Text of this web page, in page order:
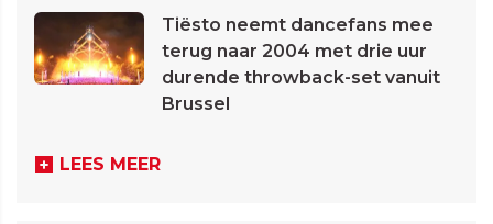
Tiësto neemt dancefans mee
terug naar 2004 met drie uur
durende throwback-set vanuit
Brussel
LEES MEER